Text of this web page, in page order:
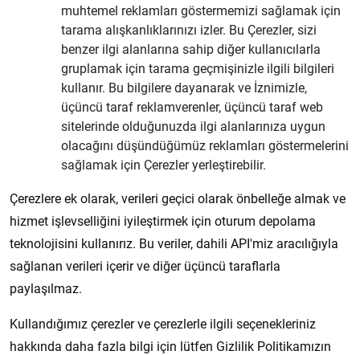
muhtemel reklamları göstermemizi sağlamak için
tarama alışkanlıklarınızı izler. Bu Çerezler, sizi
benzer ilgi alanlarına sahip diğer kullanıcılarla
gruplamak için tarama geçmişinizle ilgili bilgileri
kullanır. Bu bilgilere dayanarak ve İznimizle,
üçüncü taraf reklamverenler, üçüncü taraf web
sitelerinde olduğunuzda ilgi alanlarınıza uygun
olacağını düşündüğümüz reklamları göstermelerini
sağlamak için Çerezler yerleştirebilir.
Çerezlere ek olarak, verileri geçici olarak önbelleğe almak ve
hizmet işlevselliğini iyileştirmek için oturum depolama
teknolojisini kullanırız. Bu veriler, dahili API'miz aracılığıyla
sağlanan verileri içerir ve diğer üçüncü taraflarla
paylaşılmaz.
Kullandığımız çerezler ve çerezlerle ilgili seçenekleriniz
hakkında daha fazla bilgi için lütfen Gizlilik Politikamızın